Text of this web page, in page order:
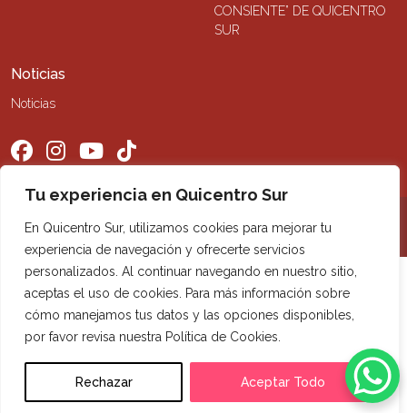
Tu experiencia en Quicentro Sur
En Quicentro Sur, utilizamos cookies para mejorar tu
experiencia de navegación y ofrecerte servicios
personalizados. Al continuar navegando en nuestro sitio,
aceptas el uso de cookies. Para más información sobre
cómo manejamos tus datos y las opciones disponibles,
por favor revisa nuestra Política de Cookies.
Rechazar Aceptar Todo
CONSIENTE” DE QUICENTRO
SUR
Noticias
Noticias
©2026 Quicentro Sur. Todos los derechos reservados